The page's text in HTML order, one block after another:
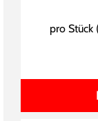
pro Stück